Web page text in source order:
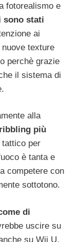
fotorealismo e
sono stati
ai
texture
perchè grazie
il sistema di
alla
più
per
è tanta e
competere con
sottotono.
di
uscire su
su Wii U,